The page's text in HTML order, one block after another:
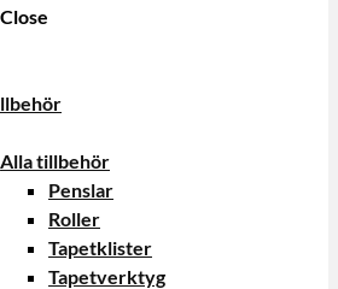
Close
Alla tillbehör
Penslar
Roller
Tapetklister
Tapetverktyg